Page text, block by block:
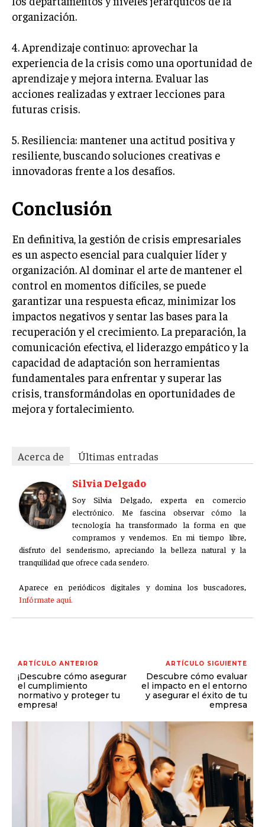
ÉTICA EMPRESARIAL Y RESPONSABILIDAD
SOCIAL
BLOG
Acerca de Últimas entradas
Soy Silvia Delgado, experta en comercio
electrónico. Me fascina observar cómo la
tecnología ha transformado la forma en que
tranquilidad que ofrece cada sendero.
Infórmate aquí.
organización.
4. Aprendizaje continuo: aprovechar la
experiencia de la crisis como una oportunidad de
aprendizaje y mejora interna. Evaluar las
acciones realizadas y extraer lecciones para
futuras crisis.
5. Resiliencia: mantener una actitud positiva y
resiliente, buscando soluciones creativas e
innovadoras frente a los desafíos.
Conclusión
En definitiva, la gestión de crisis empresariales
es un aspecto esencial para cualquier líder y
organización. Al dominar el arte de mantener el
control en momentos difíciles, se puede
garantizar una respuesta eficaz, minimizar los
impactos negativos y sentar las bases para la
recuperación y el crecimiento. La preparación, la
comunicación efectiva, el liderazgo empático y la
capacidad de adaptación son herramientas
fundamentales para enfrentar y superar las
crisis, transformándolas en oportunidades de
mejora y fortalecimiento.
Acerca de
Últimas entradas
Silvia Delgado
Soy Silvia Delgado, experta en comercio
electrónico. Me fascina observar cómo la
tecnología ha transformado la forma en que
compramos y vendemos. En mi tiempo libre,
disfruto del senderismo, apreciando la belleza natural y la
tranquilidad que ofrece cada sendero.
Aparece en periódicos digitales y domina los buscadores,
Infórmate aquí.
ARTÍCULO ANTERIOR
¡Descubre cómo asegurar
el cumplimiento
normativo y proteger tu
empresa!
ARTÍCULO SIGUIENTE
Descubre cómo evaluar
el impacto en el entorno
y asegurar el éxito de tu
empresa